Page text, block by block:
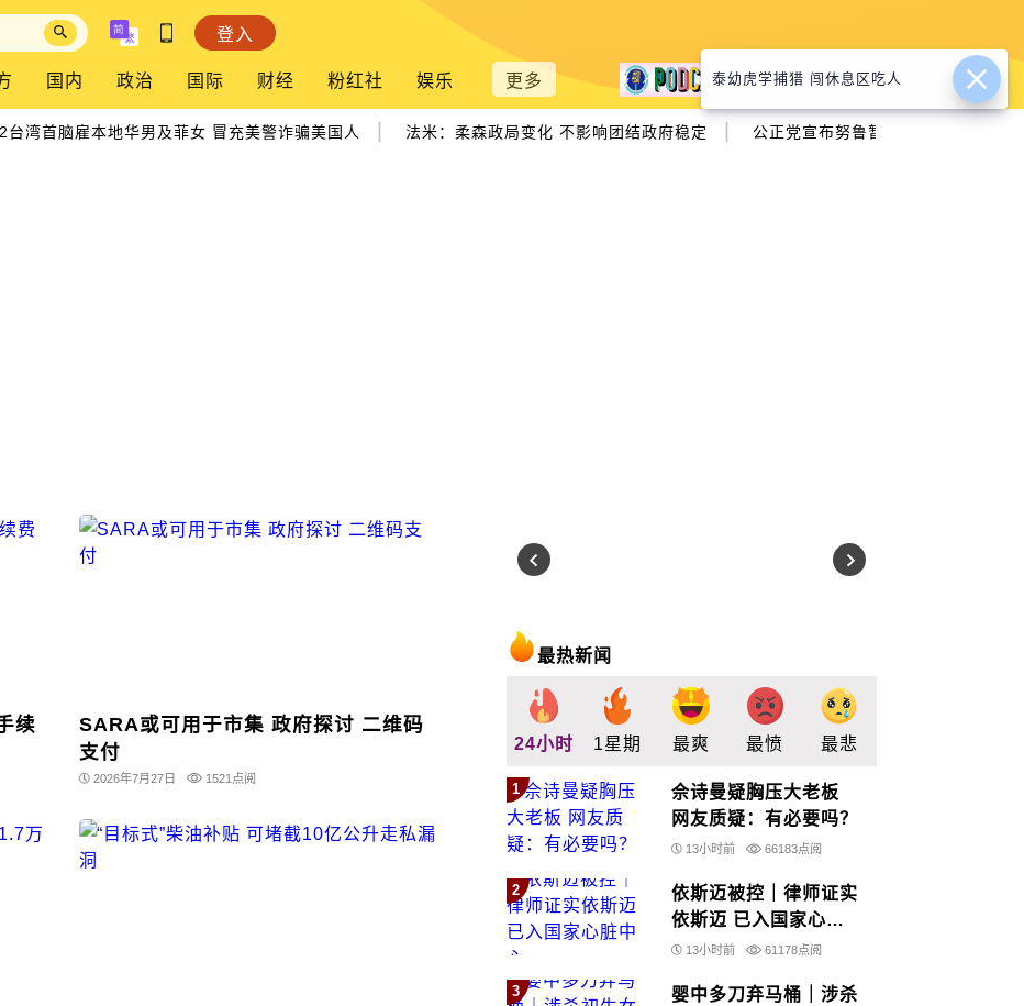
登入
国内 政治 国际 财经 粉红社 娱乐 更多
台湾首脑雇本地华男及菲女 冒充美警诈骗美国人 法米：柔森政局变化 不影响团结政府稳定 公正党宣布努鲁暂休假 赛夫丁暂代署
续
SARA或可用于市集 政府探讨 二维码
支付
2026年7月27日 1521点阅
最热新闻
24小时 1星期 最爽 最愤 最悲
1
佘诗曼疑胸压大老板
网友质疑：有必要吗？
13小时前 66183点阅
2
依斯迈被控｜律师证实
依斯迈 已入国家心脏
中心
13小时前 61178点阅
3
婴中多刀弃马桶｜涉杀
泰幼虎学捕猎 闯休息区吃人